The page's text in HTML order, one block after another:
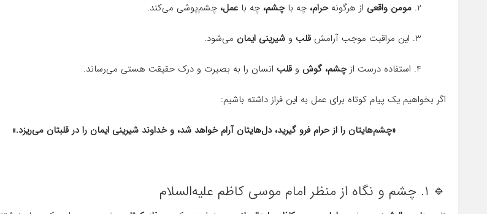
2. مومن واقعی از هرگونهحرام، چه باچشم، چه با عمل، چشم‌پوشی می‌کند.
3. این مراقبت موجب آرامش قلب و شیرینی ایمان می‌شود.
4. استفاده درست از چشم، گوش و قلب انسان را به بصیرت و درک حقیقت هستی می‌رساند.
اگر بخواهیم یک پیام کوتاه برای عمل به این فراز داشته باشیم:
«چشم‌هایتان را از حرام فرو گیرید، دل‌هایتان آرام خواهد شد، و خداوند شیرینی ایمان را در قلبتان می‌ریزد.»
🔹 1. چشم و نگاه از منظر امام موسی کاظم علیه‌السلام